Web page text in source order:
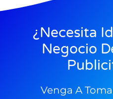
¿Necesita
Negocio
Venga A